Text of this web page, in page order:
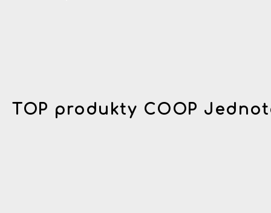
TOP produkty COOP